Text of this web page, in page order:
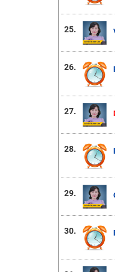
25.
26.
27.
28.
29.
30.